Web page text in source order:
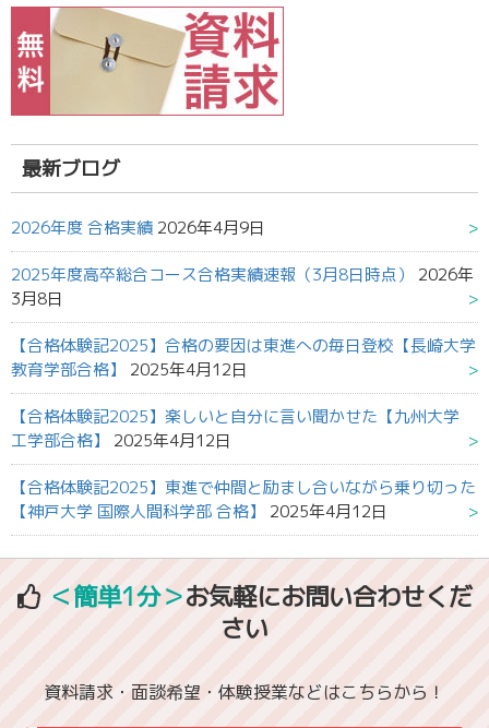
最新ブログ
2026年度 合格実績 2026年4月9日
2025年度高卒総合コース合格実績速報（3月8日時点）
2026年
3月8日
【合格体験記2025】合格の要因は東進への毎日登校【長崎大学
教育学部合格】
2025年4月12日
【合格体験記2025】楽しいと自分に言い聞かせた【九州大学
工学部合格】
2025年4月12日
【合格体験記2025】東進で仲間と励まし合いながら乗り切った
【神戸大学 国際人間科学部 合格】
2025年4月12日
＜簡単1分＞お気軽にお問い合わせくだ
さい
資料請求・面談希望・体験授業などはこちらから！